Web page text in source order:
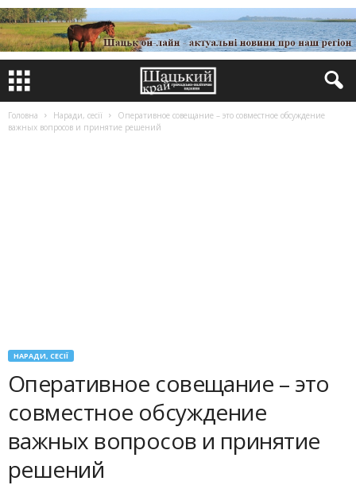
Головна Наради, сесії
Оперативное совещание – это совместное обсуждение
важных вопросов и принятие решений
НАРАДИ, СЕСІЇ
Оперативное совещание – это
совместное обсуждение
важных вопросов и принятие
решений